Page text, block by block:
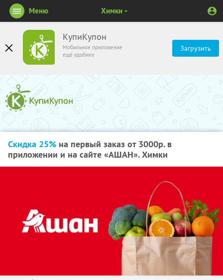
КупиКупон
Мобильное приложение
ещё удобнее
Загрузить
Меню Химки
Скидка 25% на первый заказ от 3000р. в
приложении и на сайте «АШАН». Химки